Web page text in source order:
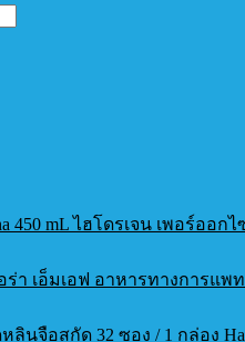
450 mL ไฮโดรเจน เพอร์ออ
อร่า เอ็มเอฟ อาหารทางการ
ลินจือสกัด 32 ซอง / 1 กล่อง